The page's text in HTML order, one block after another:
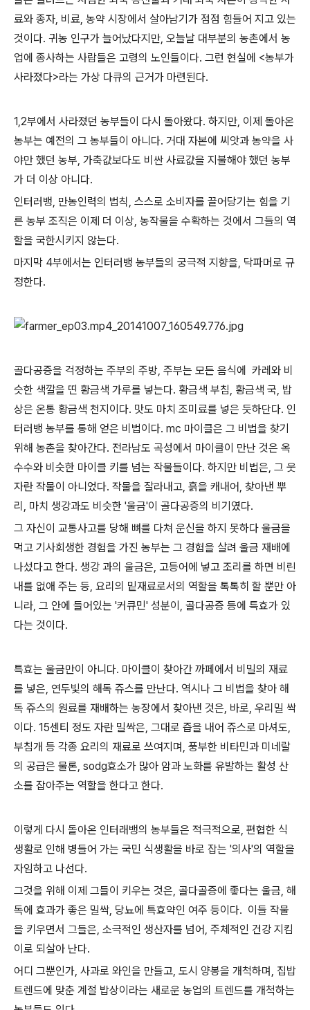
료와 종자, 비료, 농약 시장에서 살아남기가 점점 힘들어 지고 있는
것이다. 귀농 인구가 늘어났다지만, 오늘날 대부분의 농촌에서 농
업에 종사하는 사람들은 고령의 노인들이다. 그런 현실에 <농부가
사라졌다>라는 가상 다큐의 근거가 마련된다.
1,2부에서 사라졌던 농부들이 다시 돌아왔다. 하지만, 이제 돌아온
농부는 예전의 그 농부들이 아니다. 거대 자본에 씨앗과 농약을 사
야만 했던 농부, 가축값보다도 비싼 사료값을 지불해야 했던 농부
가 더 이상 아니다.
인터러뱅, 만농인력의 법칙, 스스로 소비자를 끌어당기는 힘을 기
른 농부 조직은 이제 더 이상, 농작물을 수확하는 것에서 그들의 역
할을 국한시키지 않는다.
마지막 4부에서는 인터러뱅 농부들의 궁극적 지향을, 닥파머로 규
정한다.
골다공증을 걱정하는 주부의 주방, 주부는 모든 음식에 카레와 비
슷한 색깔을 띤 황금색 가루를 넣는다. 황금색 부침, 황금색 국, 밥
상은 온통 황금색 천지이다. 맛도 마치 조미료를 넣은 듯하단다. 인
터러뱅 농부를 통해 얻은 비법이다. mc 마이클은 그 비법을 찾기
위해 농촌을 찾아간다. 전라남도 곡성에서 마이클이 만난 것은 옥
수수와 비슷한 마이클 키를 넘는 작물들이다. 하지만 비법은, 그 웃
자란 작물이 아니었다. 작물을 잘라내고, 흙을 캐내어, 찾아낸 뿌
리, 마치 생강과도 비슷한 '울금'이 골다공증의 비기였다.
그 자신이 교통사고를 당해 뼈를 다쳐 운신을 하지 못하다 울금을
먹고 기사회생한 경험을 가진 농부는 그 경험을 살려 울금 재배에
나섰다고 한다. 생강 과의 울금은, 고등어에 넣고 조리를 하면 비린
내를 없애 주는 등, 요리의 밑재료로서의 역할을 톡톡히 할 뿐만 아
니라, 그 안에 들어있는 '커큐민' 성분이, 골다공증 등에 특효가 있
다는 것이다.
특효는 울금만이 아니다. 마이클이 찾아간 까페에서 비밀의 재료
를 넣은, 연두빛의 해독 쥬스를 만난다. 역시나 그 비법을 찾아 해
독 쥬스의 원료를 재배하는 농장에서 찾아낸 것은, 바로, 우리밀 싹
이다. 15센티 정도 자란 밀싹은, 그대로 즙을 내어 쥬스로 마셔도,
부침개 등 각종 요리의 재료로 쓰여지며, 풍부한 비타민과 미네랄
의 공급은 물론, sodg효소가 많아 암과 노화를 유발하는 활성 산
소를 잡아주는 역할을 한다고 한다.
이렇게 다시 돌아온 인터래뱅의 농부들은 적극적으로, 편협한 식
생활로 인해 병들어 가는 국민 식생활을 바로 잡는 '의사'의 역할을
자임하고 나선다.
그것을 위해 이제 그들이 키우는 것은, 골다골증에 좋다는 울금, 해
독에 효과가 좋은 밀싹, 당뇨에 특효약인 여주 등이다. 이들 작물
을 키우면서 그들은, 소극적인 생산자를 넘어, 주체적인 건강 지킴
이로 되살아 난다.
어디 그뿐인가, 사과로 와인을 만들고, 도시 양봉을 개척하며, 집밥
트렌드에 맞춘 계절 밥상이라는 새로운 농업의 트렌드를 개척하는